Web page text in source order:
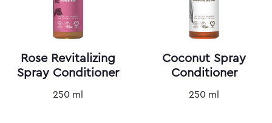
Rose Revitalizing
Spray Conditioner
250 ml
Coconut Spray
Conditioner
250 ml